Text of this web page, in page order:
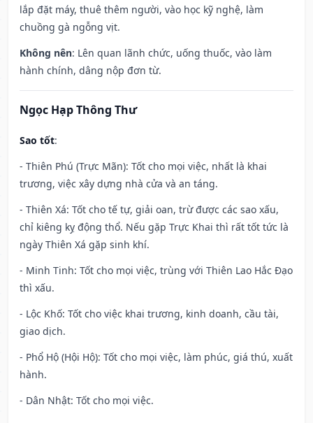
lắp đặt máy, thuê thêm người, vào học kỹ nghệ, làm
chuồng gà ngỗng vịt.
Không nên: Lên quan lãnh chức, uống thuốc, vào làm
hành chính, dâng nộp đơn từ.
Ngọc Hạp Thông Thư
Sao tốt:
- Thiên Phú (Trực Mãn): Tốt cho mọi việc, nhất là khai
trương, việc xây dựng nhà cửa và an táng.
- Thiên Xá: Tốt cho tế tự, giải oan, trừ được các sao xấu,
chỉ kiêng kỵ động thổ. Nếu gặp Trực Khai thì rất tốt tức là
ngày Thiên Xá gặp sinh khí.
- Minh Tinh: Tốt cho mọi việc, trùng với Thiên Lao Hắc Đạo
thì xấu.
- Lộc Khố: Tốt cho việc khai trương, kinh doanh, cầu tài,
giao dịch.
- Phổ Hộ (Hội Hộ): Tốt cho mọi việc, làm phúc, giá thú, xuất
hành.
- Dân Nhật: Tốt cho mọi việc.